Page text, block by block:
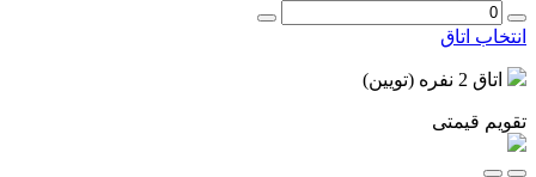
انتخاب اتاق
اتاق 2 نفره (تویین)
تقویم قیمتی